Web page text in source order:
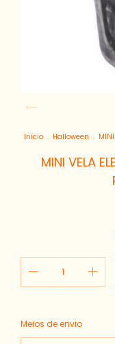
Início . Halloween .
MINI VELA
Entregas para o CEP:
Meios de envio